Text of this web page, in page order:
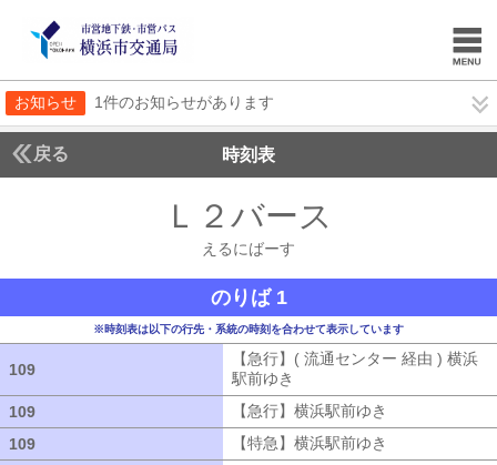
お知らせ 1件のお知らせがあります
戻る 時刻表
Ｌ２バース
えるにばーす
のりば 1
※時刻表は以下の行先・系統の時刻を合わせて表示しています
109
【急行】( 流通センター 経由 ) 横浜
駅前ゆき
109
【急行】横浜駅前ゆき
109
【特急】横浜駅前ゆき